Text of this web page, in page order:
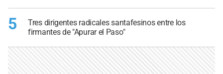
5
Tres dirigentes radicales santafesinos entre los
firmantes de "Apurar el Paso"